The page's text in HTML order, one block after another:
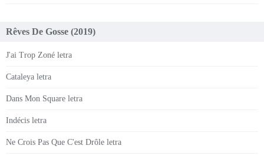
Rêves De Gosse (2019)
J'ai Trop Zoné letra
Cataleya letra
Dans Mon Square letra
Indécis letra
Ne Crois Pas Que C'est Drôle letra